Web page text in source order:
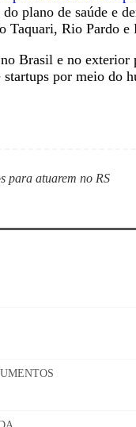
plano de saúde e
Taquari, Rio Pardo e
Brasil e no exterior
startups por meio do
para atuarem no RS